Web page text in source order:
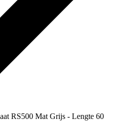
RS500 Mat Grijs - Lengte 60